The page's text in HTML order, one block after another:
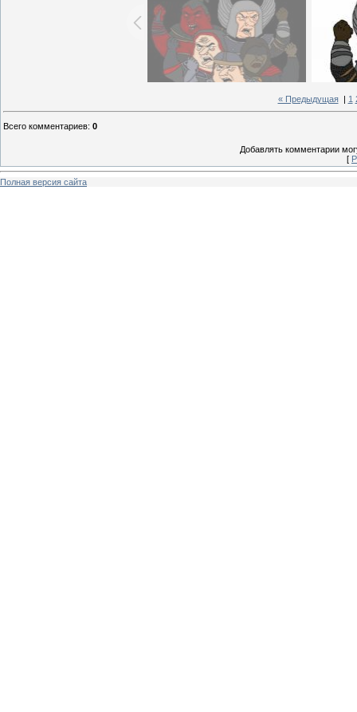
« Предыдущая| 1
Всего комментариев: 0
Добавлять комментарии
[
Полная версия сайта